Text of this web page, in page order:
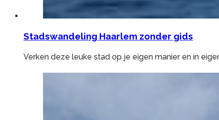
Stadswandeling Haarlem zonder gids
Verken deze leuke stad op je eigen manier en in